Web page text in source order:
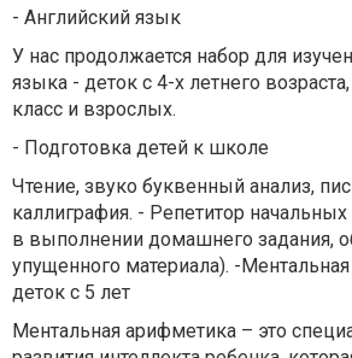
- Английский язык
У нас продолжается набор для
языка - деток с 4-х летнего
класс и взрослых.
- Подготовка детей к школе
Чтение, звуко буквенный анализ,
каллиграфия. - Репетитор
в выполнении домашнего задания,
упущенного материала). -
деток с 5 лет
Ментальная арифметика – это